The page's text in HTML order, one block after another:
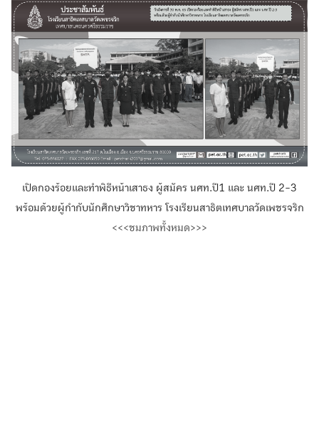
Search
Search
เปิดกองร้อยและทำพิธีหน้าเสาธง ผู้สมัคร นศท.ปี1 และ นศท.ปี 2-3
พร้อมด้วยผู้กำกับนักศึกษาวิชาทหาร โรงเรียนสาธิตเทศบาลวัดเพชรจริก
<<<ชมภาพทั้งหมด>>>